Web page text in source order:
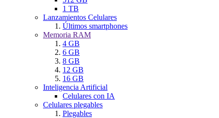
1 TB
Lanzamientos Celulares
Últimos smartphones
Memoria RAM
4 GB
6 GB
8 GB
12 GB
16 GB
Inteligencia Artificial
Celulares con IA
Celulares plegables
Plegables